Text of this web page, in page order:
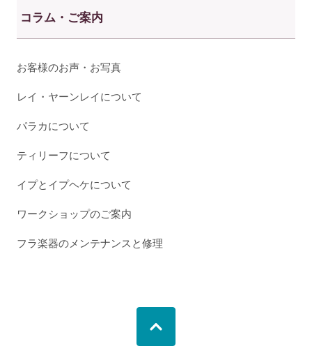
コラム・ご案内
お客様のお声・お写真
レイ・ヤーンレイについて
パラカについて
ティリーフについて
イプとイプヘケについて
ワークショップのご案内
フラ楽器のメンテナンスと修理